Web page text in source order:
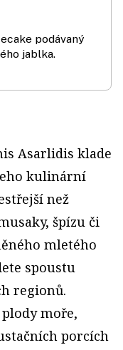
podávaný
jablka.
Asarlidis klade
kulinární
než
špízu či
mletého
spoustu
regionů.
moře,
porcích